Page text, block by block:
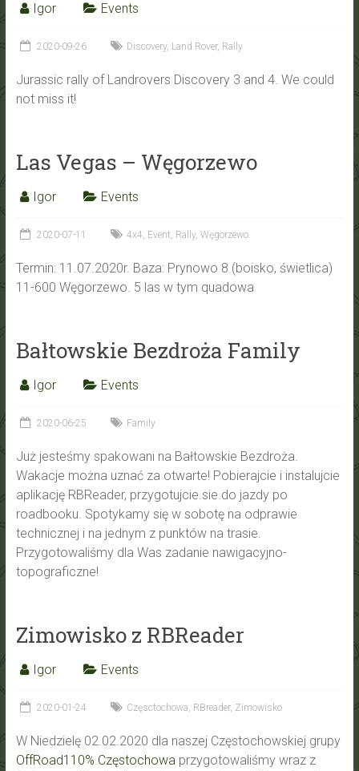
Igor Events
2020-09-26 Discovery, Land Rover, Rally
Jurassic rally of Landrovers Discovery 3 and 4. We could
not miss it!
Las Vegas – Węgorzewo
Igor Events
2020-07-11 4x4, Event, Rally, Węgorzewo
Termin: 11.07.2020r. Baza: Prynowo 8 (boisko, świetlica)
11-600 Węgorzewo. 5 las w tym quadowa
Bałtowskie Bezdroża Family
Igor Events
2020-06-25 Family
Już jesteśmy spakowani na Bałtowskie Bezdroża.
Wakacje można uznać za otwarte! Pobierajcie i instalujcie
aplikację RBReader, przygotujcie.sie.do jazdy po
roadbooku. Spotykamy się w sobotę na odprawie
technicznej i na jednym z punktów na trasie.
Przygotowaliśmy dla Was zadanie nawigacyjno-
topograficzne!
Zimowisko z RBReader
Igor Events
2020-01-24 Częsctochowa, RBreader, Zimowisko
W Niedzielę 02.02.2020 dla naszej Częstochowskiej grupy
OffRoad110% Częstochowaprzygotowaliśmy wraz z